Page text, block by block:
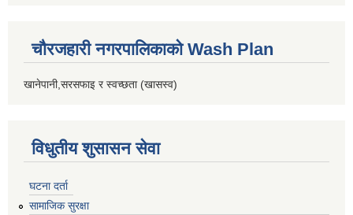
चौरजहारी नगरपालिकाको Wash Plan
खानेपानी,सरसफाइ र स्वच्छता (खासस्व)
विधुतीय शुसासन सेवा
घटना दर्ता
सामाजिक सुरक्षा